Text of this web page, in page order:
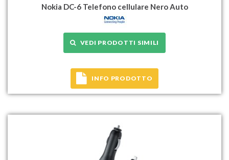
Nokia DC-6 Telefono cellulare Nero Auto
VEDI PRODOTTI SIMILI
INFO PRODOTTO